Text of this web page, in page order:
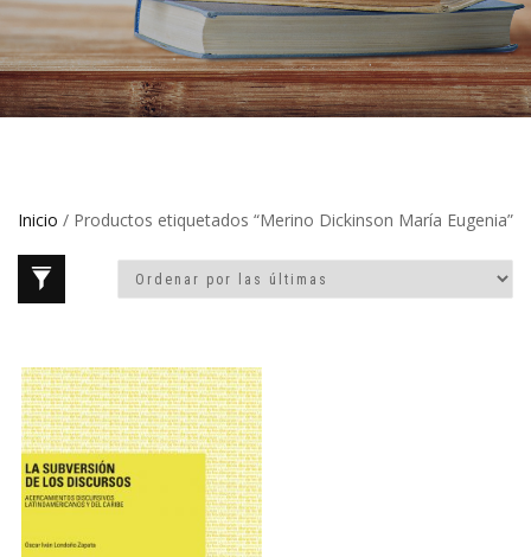
Inicio / Productos etiquetados “Merino Dickinson María Eugenia”